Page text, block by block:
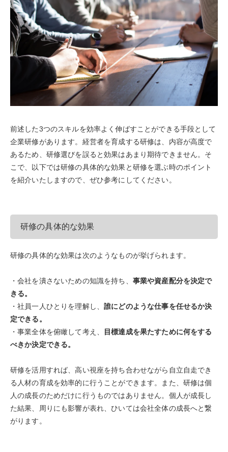
前述した3つのスキルを効率よく伸ばすことができる手段として
企業研修があります。経営者を育成する研修は、内容が高度で
あるため、研修選びを誤ると効果はあまり期待できません。そ
こで、以下では研修の具体的な効果と研修を選ぶ時のポイント
を紹介いたしますので、ぜひ参考にしてください。
研修の具体的な効果
研修の具体的な効果は次のようなものが挙げられます。
・会社を潰さないための知識を持ち、 事業や資産配分を決定で
きる。
・社員一人ひとりを理解し、誰にどのような仕事を任せるか決
定できる。
・事業全体を俯瞰して考え、
目標達成を果たすために何をする
べきか決定できる。
研修を活用すれば、高い視座を持ち合わせながら自立自走でき
る人材の育成を効率的に行うことができます。また、研修は個
人の成長のためだけに行うものではありません。個人が成長し
た結果、周りにも影響が表れ、ひいては会社全体の成長へと繋
がります。